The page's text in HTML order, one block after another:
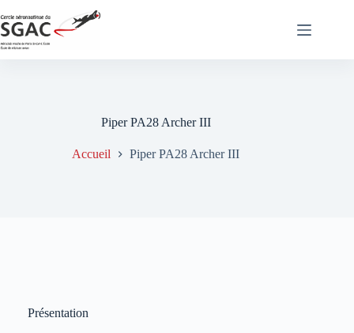
au
contenu
Piper PA28 Archer III
Accueil Piper PA28 Archer III
Présentation